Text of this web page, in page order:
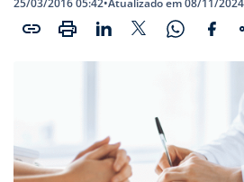
25/03/2016 05:42•Atualizado em 08/11/